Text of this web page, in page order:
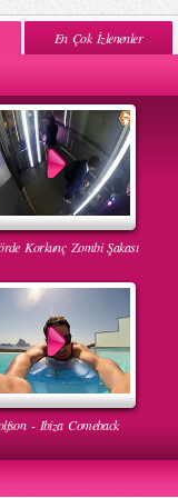
En Çok İzlenenler
Korkunç Zombi Şakası
- Ibiza Comeback